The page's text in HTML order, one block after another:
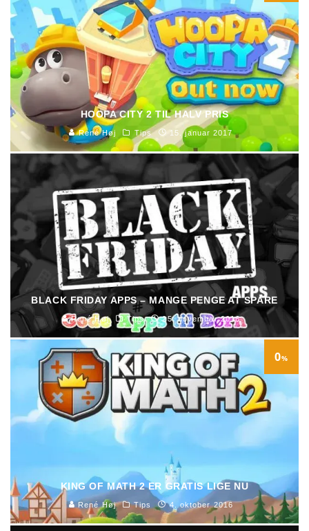
HOOPA CITY 2 TIL HALV PRIS
René Høj Tips 15. januar 2017
BLACK FRIDAY APPS – MANGE PENGE AT SPARE
René Høj Tips 25. november 2016
0%
KING OF MATH 2 ER GRATIS LIGE NU
René Høj Tips 4. oktober 2016